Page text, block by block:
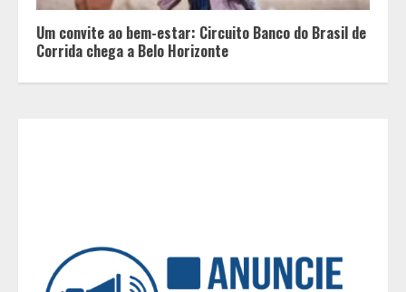
Um convite ao bem-estar: Circuito Banco do Brasil de
Corrida chega a Belo Horizonte
linha emergencial já liberou R$ 89
milhões para reconstrução de
pequenos negócios em Minas
Das viagens à Lua à fantasia do
autocuidado